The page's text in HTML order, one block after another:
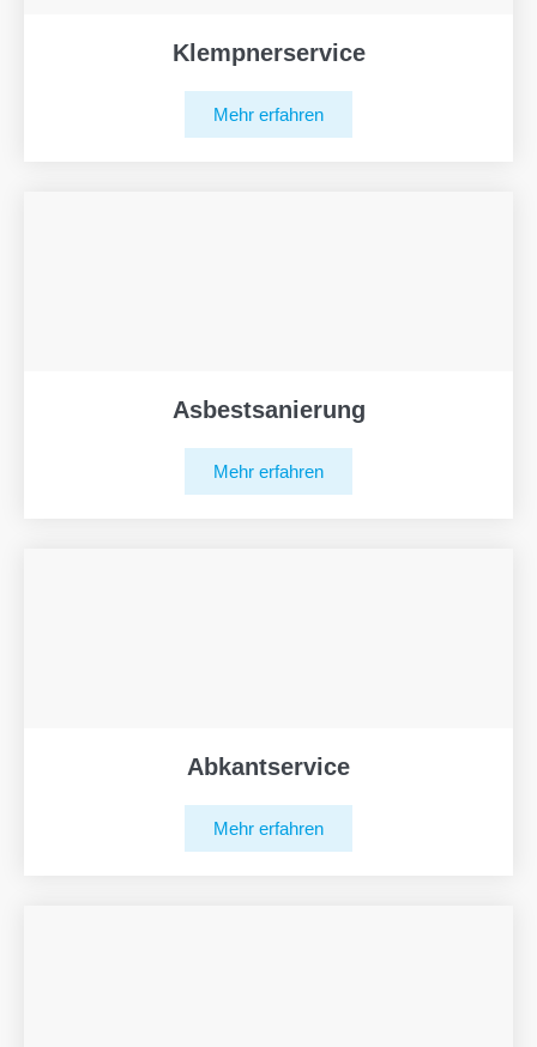
Klempnerservice
Mehr erfahren
Asbestsanierung
Mehr erfahren
Abkantservice
Mehr erfahren